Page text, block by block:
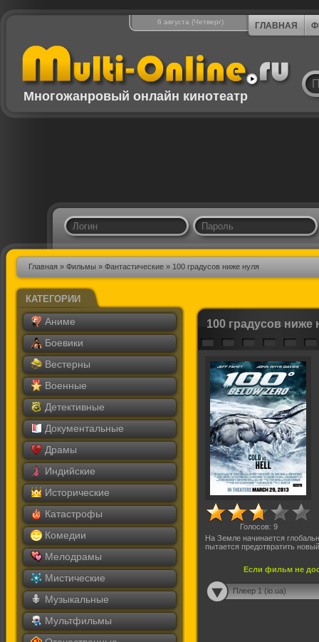
6 августа (Четверг) ГЛАВНАЯ
Многожанровый онлайн кинотеатр
Главная » Фильмы » Фантастические » 100 градусов ниже нуля
КАТЕГОРИИ
Аниме
Боевики
Вестерны
Военные
Детективные
Документальные
Драмы
Индийские
Исторические
Катастрофы
Комедии
Мелодрамы
Мистические
Музыкальные
Мультфильмы
100 градусов ниже
Голосов: 9
На Земле начинается
пытается предотвратить
Если фильм не
Плеер 1 (io.ua)